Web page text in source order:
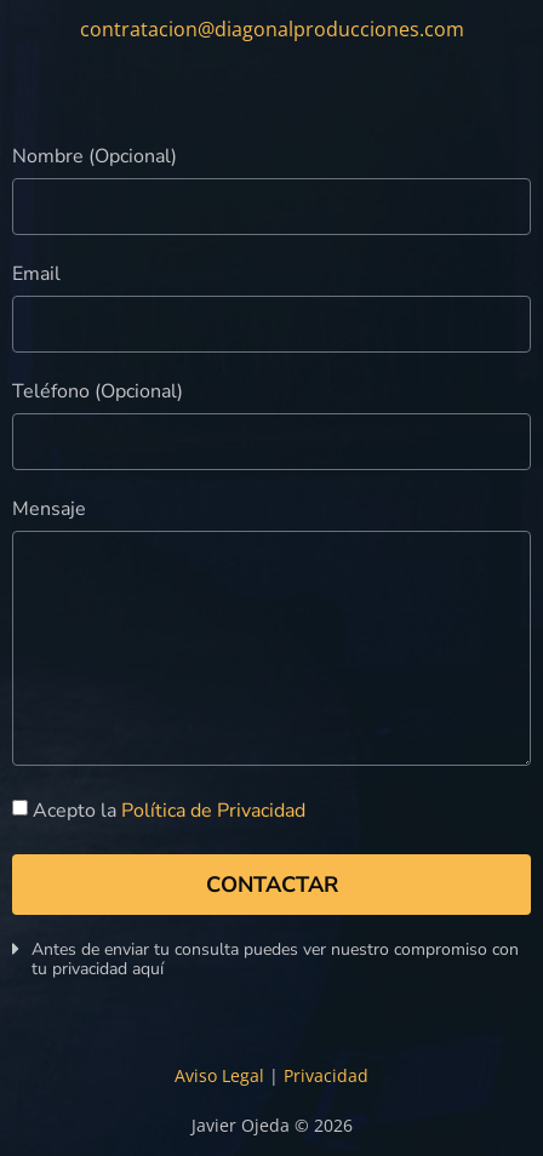
contratacion@diagonalproducciones.com
Nombre (Opcional)
Email
Teléfono (Opcional)
Mensaje
Acepto la Política de Privacidad
CONTACTAR
Antes de enviar tu consulta puedes ver nuestro compromiso con
tu privacidad aquí
Aviso Legal | Privacidad
Javier Ojeda © 2026